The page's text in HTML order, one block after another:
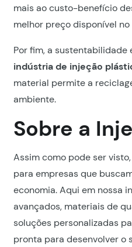
mais ao custo-benefício
melhor preço disponível
Por fim, a
indústria de injeção
material permite a
ambiente.
Sobre a
Assim como pode ser
para empresas que
economia. Aqui em nossa
avançados, materiais de
soluções personalizadas
pronta para desenvolver o